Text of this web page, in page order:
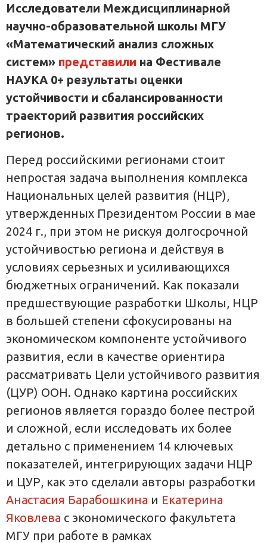
Исследователи Междисциплинарной
научно-образовательной школы МГУ
«Математический анализ сложных
систем» представили на Фестивале
НАУКА 0+ результаты оценки
устойчивости и сбалансированности
траекторий развития российских
регионов.
Перед российскими регионами стоит
непростая задача выполнения комплекса
Национальных целей развития (НЦР),
утвержденных Президентом России в мае
2024 г., при этом не рискуя долгосрочной
устойчивостью региона и действуя в
условиях серьезных и усиливающихся
бюджетных ограничений. Как показали
предшествующие разработки Школы, НЦР
в большей степени сфокусированы на
экономическом компоненте устойчивого
развития, если в качестве ориентира
рассматривать Цели устойчивого развития
(ЦУР) ООН. Однако картина российских
регионов является гораздо более пестрой
и сложной, если исследовать их более
детально с применением 14 ключевых
показателей, интегрирующих задачи НЦР
и ЦУР, как это сделали авторы разработки
Анастасия Барабошкина и Екатерина
Яковлева с экономического факультета
МГУ при работе в рамках